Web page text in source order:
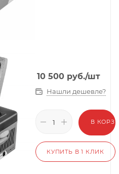
10 500 руб./шт
Нашли дешевле?
В
КУПИТЬ В 1 КЛИК